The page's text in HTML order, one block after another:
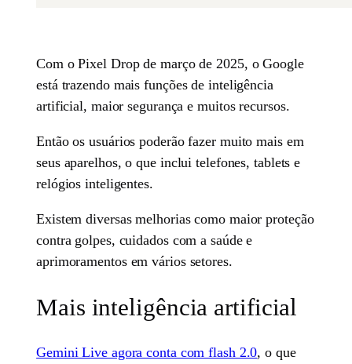
Com o Pixel Drop de março de 2025, o Google
está trazendo mais funções de inteligência
artificial, maior segurança e muitos recursos.
Então os usuários poderão fazer muito mais em
seus aparelhos, o que inclui telefones, tablets e
relógios inteligentes.
Existem diversas melhorias como maior proteção
contra golpes, cuidados com a saúde e
aprimoramentos em vários setores.
Mais inteligência artificial
Gemini Live agora conta com flash 2.0, o que